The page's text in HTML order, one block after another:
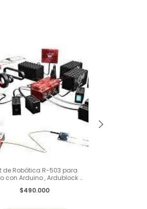
de Robótica R-503 para
con Arduino , Ardublock y
para chicos de 13 años en
$490.000